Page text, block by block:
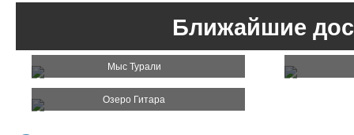
Ближайшие
Мыс Турали
Озеро Гитара